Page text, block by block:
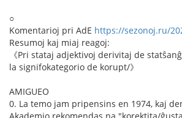
○
Komentarioj pri AdE https://sezonoj.ru/
Resumoj kaj miaj reagoj:
《Pri stataj adjektivoj derivitaj de
la signifokategorio de korupt/》
AMIGUEO
0. La temo jam pripensins en 1974, kaj